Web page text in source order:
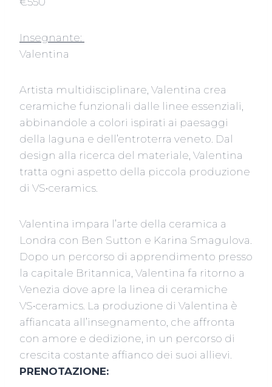
Insegnante:
Valentina
Artista multidisciplinare, Valentina crea
ceramiche funzionali dalle linee essenziali,
abbinandole a colori ispirati ai paesaggi
della laguna e dell’entroterra veneto. Dal
design alla ricerca del materiale, Valentina
tratta ogni aspetto della piccola produzione
di VS•ceramics.
Valentina impara l’arte della ceramica a
Londra con Ben Sutton e Karina Smagulova.
Dopo un percorso di apprendimento presso
la capitale Britannica, Valentina fa ritorno a
Venezia dove apre la linea di ceramiche
VS•ceramics. La produzione di Valentina è
affiancata all’insegnamento, che affronta
con amore e dedizione, in un percorso di
crescita costante affianco dei suoi allievi.
PRENOTAZIONE: